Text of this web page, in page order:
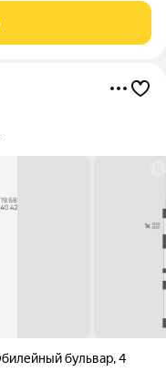
маленький, но
бульвар,4